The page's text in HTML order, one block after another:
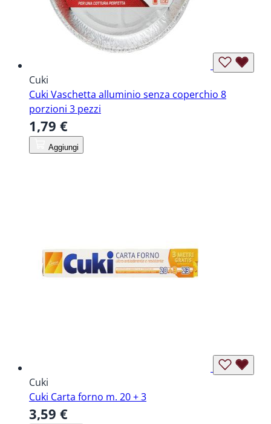
Cuki
Cuki Vaschetta alluminio senza coperchio 8
porzioni 3 pezzi
1,79 €
Aggiungi
Cuki
Cuki Carta forno m. 20 + 3
3,59 €